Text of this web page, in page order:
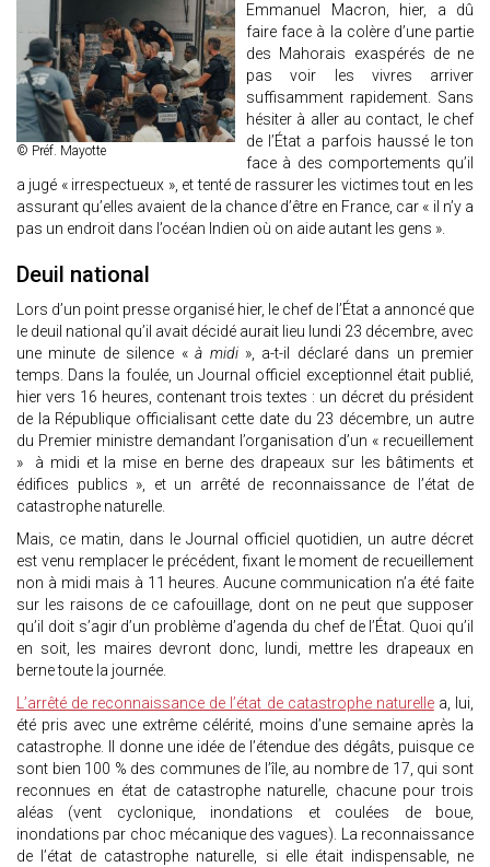
© Préf. Mayotte
Emmanuel Macron, hier, a dû
faire face à la colère d’une partie
des Mahorais exaspérés de ne
pas voir les vivres arriver
suffisamment rapidement. Sans
hésiter à aller au contact, le chef
de l’État a parfois haussé le ton
face à des comportements qu’il
a jugé « irrespectueux », et tenté de rassurer les victimes tout en les
assurant qu’elles avaient de la chance d’être en France, car « il n’y a
pas un endroit dans l’océan Indien où on aide autant les gens ».
Deuil national
Lors d’un point presse organisé hier, le chef de l’État a annoncé que
le deuil national qu’il avait décidé aurait lieu lundi 23 décembre, avec
une minute de silence «à midi », a-t-il déclaré dans un premier
temps. Dans la foulée, un Journal officiel exceptionnel était publié,
hier vers 16 heures, contenant trois textes : un décret du président
de la République officialisant cette date du 23 décembre, un autre
du Premier ministre demandant l’organisation d’un « recueillement
» à midi et la mise en berne des drapeaux sur les bâtiments et
édifices publics », et un arrêté de reconnaissance de l’état de
catastrophe naturelle.
Mais, ce matin, dans le Journal officiel quotidien, un autre décret
est venu remplacer le précédent, fixant le moment de recueillement
non à midi mais à 11 heures. Aucune communication n’a été faite
sur les raisons de ce cafouillage, dont on ne peut que supposer
qu’il doit s’agir d’un problème d’agenda du chef de l’État. Quoi qu’il
en soit, les maires devront donc, lundi, mettre les drapeaux en
berne toute la journée.
L’arrêté de reconnaissance de l’état de catastrophe naturellea, lui,
été pris avec une extrême célérité, moins d’une semaine après la
catastrophe. Il donne une idée de l’étendue des dégâts, puisque ce
sont bien 100 % des communes de l’île, au nombre de 17, qui sont
reconnues en état de catastrophe naturelle, chacune pour trois
aléas (vent cyclonique, inondations et coulées de boue,
inondations par choc mécanique des vagues). La reconnaissance
de l’état de catastrophe naturelle, si elle était indispensable, ne